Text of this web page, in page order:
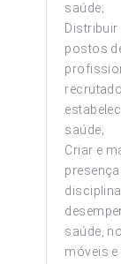
saúde;
postos
saúde;
Criar e
saúde,
móveis